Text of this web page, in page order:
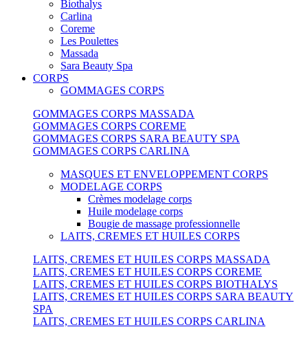
Biothalys
Carlina
Coreme
Les Poulettes
Massada
Sara Beauty Spa
CORPS
GOMMAGES CORPS
GOMMAGES CORPS MASSADA
GOMMAGES CORPS COREME
GOMMAGES CORPS SARA BEAUTY SPA
GOMMAGES CORPS CARLINA
MASQUES ET ENVELOPPEMENT CORPS
MODELAGE CORPS
Crèmes modelage corps
Huile modelage corps
Bougie de massage professionnelle
LAITS, CREMES ET HUILES CORPS
LAITS, CREMES ET HUILES CORPS MASSADA
LAITS, CREMES ET HUILES CORPS COREME
LAITS, CREMES ET HUILES CORPS BIOTHALYS
LAITS, CREMES ET HUILES CORPS SARA BEAUTY
SPA
LAITS, CREMES ET HUILES CORPS CARLINA